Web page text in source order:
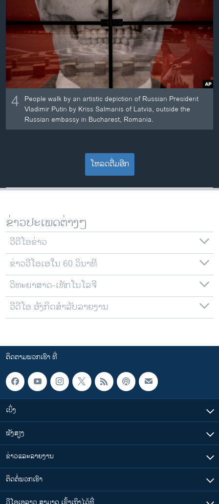
4 People walk by an artistic depiction of Russian President
Vladimir Putin by Kriss Salmanis of Latvia, outside the
Russian embassy in Bucharest, Romania.
ໂຫລດຕື່ມອີກ
ຂ່າວປະເພດຕ່າງໆ
ວີດີໂອຂ່າວ
ຂ່າວວີໂອເອໃນ 60 ວິນາທີ
ວິທະຍາສາດ-ເທັກໂນໂລຈີ
ວີດີໂອ ອັງກິດສຳລັບລາຍງານ
ຕິດຕາມພວກເຮົາ ທີ່
ເບິ່ງ
ຟັງສຽງ
ຂ່າວແລະລາຍງານ
ຕິດຕໍ່ພວກເຮົາ